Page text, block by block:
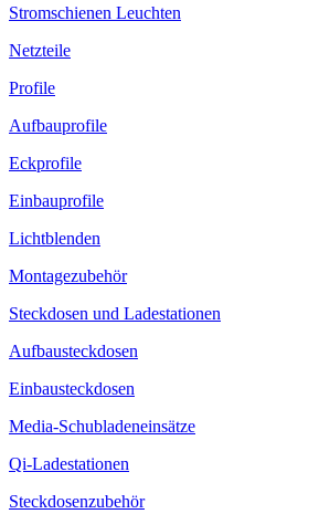
Stromschienen Leuchten
Netzteile
Profile
Aufbauprofile
Eckprofile
Einbauprofile
Lichtblenden
Montagezubehör
Steckdosen und Ladestationen
Aufbausteckdosen
Einbausteckdosen
Media-Schubladeneinsätze
Qi-Ladestationen
Steckdosenzubehör